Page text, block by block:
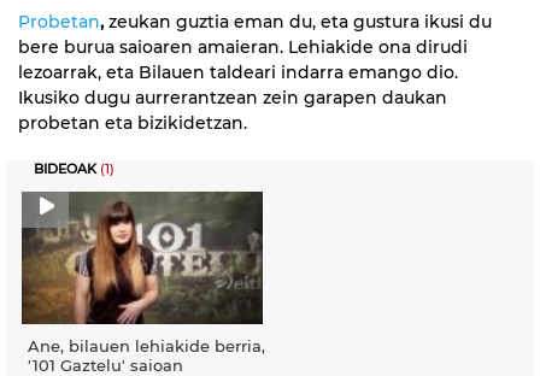
Probetan, zeukan guztia eman du, eta gustura ikusi du
bere burua saioaren amaieran. Lehiakide ona dirudi
lezoarrak, eta Bilauen taldeari indarra emango dio.
Ikusiko dugu aurrerantzean zein garapen daukan
probetan eta bizikidetzan.
BIDEOAK (1)
Ane, bilauen lehiakide berria,
'101 Gaztelu' saioan